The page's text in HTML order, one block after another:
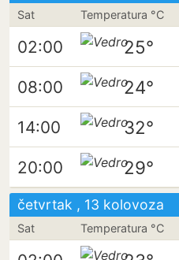
Sat Temperatura °C
02:00 25°
08:00 24°
14:00 32°
20:00 29°
četvrtak , 13 kolovoza
Sat Temperatura °C